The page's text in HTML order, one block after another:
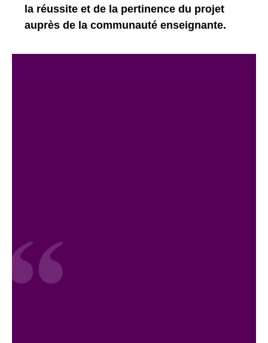
la réussite et de la pertinence du projet
auprès de la communauté enseignante.